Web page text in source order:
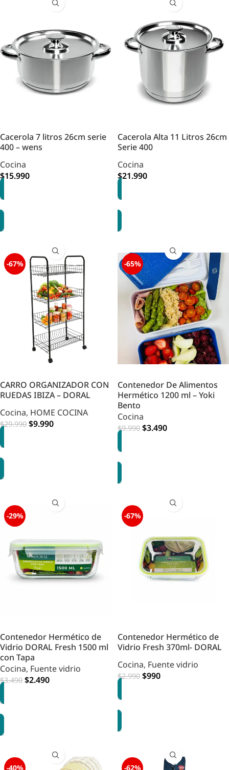
Cacerola 7 litros 26cm serie
400 – wens
Cocina
$15.990
Cacerola Alta 11 Litros 26cm
Serie 400
Cocina
$21.990
-67%
CARRO ORGANIZADOR CON
RUEDAS IBIZA – DORAL
Cocina, HOME COCINA
$29.990 $9.990
-65%
Contenedor De Alimentos
Hermético 1200 ml – Yoki
Bento
Cocina
$9.990 $3.490
-29%
Contenedor Hermético de
Vidrio DORAL Fresh 1500 ml
con Tapa
Cocina, Fuente vidrio
$3.490 $2.490
-67%
Contenedor Hermético de
Vidrio Fresh 370ml- DORAL
Cocina, Fuente vidrio
$2.990 $990
-40% -62%